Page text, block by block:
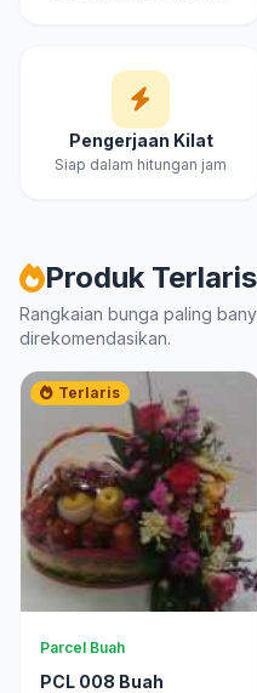
Pengerjaan Kilat
Siap dalam hitungan jam
Produk Terlaris
Rangkaian bunga paling
direkomendasikan.
Terlaris
Parcel Buah
PCL 008 Buah